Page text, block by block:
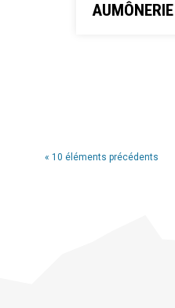
« 10 éléments précédents